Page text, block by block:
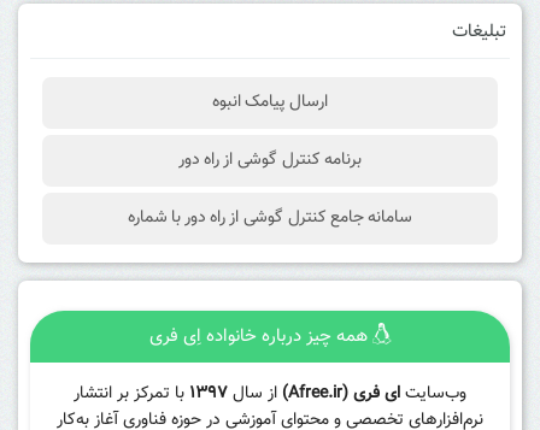
تبلیغات
ارسال پیامک انبوه
برنامه کنترل گوشی از راه دور
سامانه جامع کنترل گوشی از راه دور با شماره
همه چیز درباره خانواده اِی فری
وب‌سایتای فری (Afree.ir) از سال۱۳۹۷ با تمرکز بر انتشار
نرم‌افزارهای تخصصی و محتوای آموزشی در حوزه فناوری آغاز به‌کار